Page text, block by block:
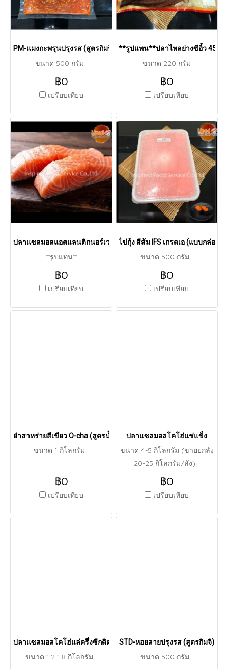
PM-แมงกะพรุนปรุงรส (สูตรกิมจิ) IFS
ขนาด 500 กรัม
฿0
เปรียบเทียบ
**รูปแทน**ปลาไหลย่างซีอิ้ว 45P
ขนาด 220 กรัม
฿0
เปรียบเทียบ
ปลาแซลมอลแอตแลนติกนอร์เวย์สด (ทั้งตัว)
**รูปแทน**
฿0
เปรียบเทียบ
ไข่กุ้ง สีส้ม IFS เกรดเอ (แบบกล่อง)
ขนาด 500 กรัม
฿0
เปรียบเทียบ
ยำสาหร่ายสีเขียว O-cha (สูตรน้ำมันงา) O-cha brand
ขนาด 1 กิโลกรัม
฿0
เปรียบเทียบ
ปลาแซลมอลโคโฮ่แช่แข็ง
ขนาด 4-5 กิโลกรัม (ขายยกลัง
20-25 กิโลกรัม/ลัง)
฿0
เปรียบเทียบ
ปลาแซลมอลโคโฮ่แล่ครึ่งซีกติดหนัง
ขนาด 1.2-1.8 กิโลกรัม
STD-หอยลายปรุงรส (สูตรกิมจิ)
ขนาด 500 กรัม